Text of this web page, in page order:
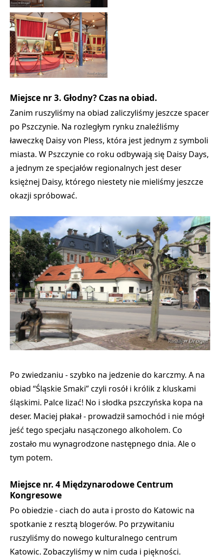
Miejsce nr 3. Głodny? Czas na obiad.
Zanim ruszyliśmy na obiad zaliczyliśmy jeszcze spacer
po Pszczynie. Na rozległym rynku znaleźliśmy
ławeczkę Daisy von Pless, która jest jednym z symboli
miasta. W Pszczynie co roku odbywają się Daisy Days,
a jednym ze specjałów regionalnych jest deser
księżnej Daisy, którego niestety nie mieliśmy jeszcze
okazji spróbować.
Po zwiedzaniu - szybko na jedzenie do karczmy. A na
obiad “Śląskie Smaki” czyli rosół i królik z kluskami
śląskimi. Palce lizać! No i słodka pszczyńska kopa na
deser. Maciej płakał - prowadził samochód i nie mógł
jeść tego specjału nasączonego alkoholem. Co
zostało mu wynagrodzone następnego dnia. Ale o
tym potem.
Miejsce nr. 4 Międzynarodowe Centrum
Kongresowe
Po obiedzie - ciach do auta i prosto do Katowic na
spotkanie z resztą blogerów. Po przywitaniu
ruszyliśmy do nowego kulturalnego centrum
Katowic. Zobaczyliśmy w nim cuda i piękności.